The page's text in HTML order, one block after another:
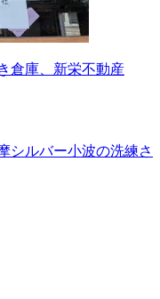
倉庫、新栄不動産
シルバー小波の洗練さ